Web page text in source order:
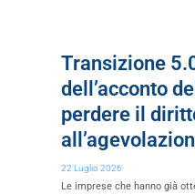
Transizione
dell’acconto
perdere il
22 Luglio 2026
Le imprese che hanno già